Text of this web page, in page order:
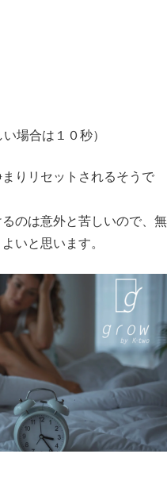
場合は１０秒）
りリセットされるそうで
のは意外と苦しいので、無
いと思います。